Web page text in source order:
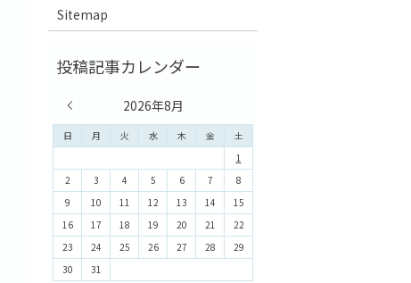
Sitemap
2026年8月
日 月 火 水 木 金 土
1
2
3 4 5 6 7
8
9
10 11 12 13 14
15
16
17 18 19 20 21
22
23
24 25 26 27 28
29
30
31